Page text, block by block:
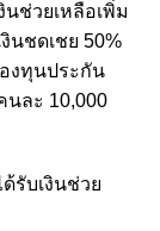
นช่วยเหลือเพิ่ม
นชดเชย 50%
งทุนประกัน
นละ 10,000
ด้รับเงินช่วย